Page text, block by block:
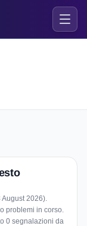
2026).
problemi in corso.
0 segnalazioni da